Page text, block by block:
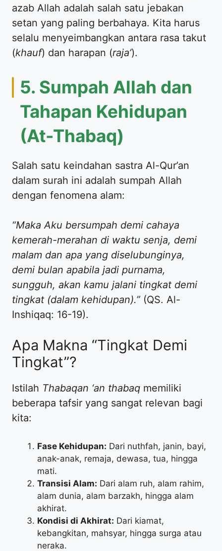
azab Allah adalah salah satu jebakan
setan yang paling berbahaya. Kita harus
selalu menyeimbangkan antara rasa takut
(khauf) dan harapan (raja’).
​5. Sumpah Allah dan
Tahapan Kehidupan
(At-Thabaq)
​Salah satu keindahan sastra Al-Qur’an
dalam surah ini adalah sumpah Allah
dengan fenomena alam:
“Maka Aku bersumpah demi cahaya
kemerah-merahan di waktu senja, demi
malam dan apa yang diselubunginya,
demi bulan apabila jadi purnama,
sungguh, akan kamu jalani tingkat demi
tingkat (dalam kehidupan).” (QS. Al-
Inshiqaq: 16-19).
​Apa Makna “Tingkat Demi
Tingkat”?
​Istilah Thabaqan ‘an thabaq memiliki
beberapa tafsir yang sangat relevan bagi
kita:
Fase Kehidupan: Dari nuthfah, janin, bayi,
anak-anak, remaja, dewasa, tua, hingga
mati.
Transisi Alam: Dari alam ruh, alam rahim,
alam dunia, alam barzakh, hingga alam
akhirat.
Kondisi di Akhirat: Dari kiamat,
kebangkitan, mahsyar, hingga surga atau
neraka.